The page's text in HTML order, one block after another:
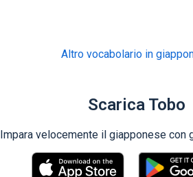
Altro vocabolario in
Scarica Tobo
Impara velocemente il giapponese con